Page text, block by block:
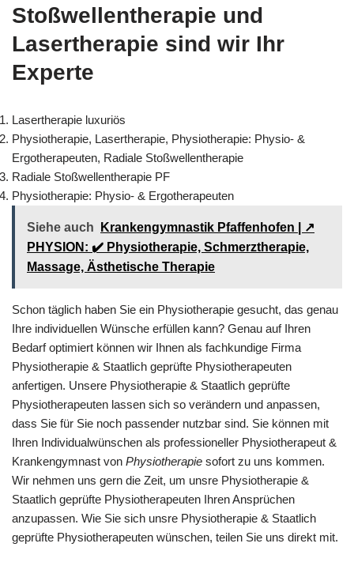
Stoßwellentherapie und
Lasertherapie sind wir Ihr
Experte
Lasertherapie luxuriös
Physiotherapie, Lasertherapie, Physiotherapie: Physio- &
Ergotherapeuten, Radiale Stoßwellentherapie
Radiale Stoßwellentherapie PF
Physiotherapie: Physio- & Ergotherapeuten
Siehe auch
Krankengymnastik Pfaffenhofen | ↗️
PHYSION: ✔️ Physiotherapie, Schmerztherapie,
Massage, Ästhetische Therapie
Schon täglich haben Sie ein Physiotherapie gesucht, das genau
Ihre individuellen Wünsche erfüllen kann? Genau auf Ihren
Bedarf optimiert können wir Ihnen als fachkundige Firma
Physiotherapie & Staatlich geprüfte Physiotherapeuten
anfertigen. Unsere Physiotherapie & Staatlich geprüfte
Physiotherapeuten lassen sich so verändern und anpassen,
dass Sie für Sie noch passender nutzbar sind. Sie können mit
Ihren Individualwünschen als professioneller Physiotherapeut &
Krankengymnast von Physiotherapie sofort zu uns kommen.
Wir nehmen uns gern die Zeit, um unsre Physiotherapie &
Staatlich geprüfte Physiotherapeuten Ihren Ansprüchen
anzupassen. Wie Sie sich unsre Physiotherapie & Staatlich
geprüfte Physiotherapeuten wünschen, teilen Sie uns direkt mit.